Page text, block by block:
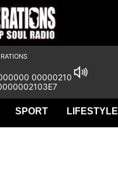
SPORT LIFESTYLE
00000210
00000000